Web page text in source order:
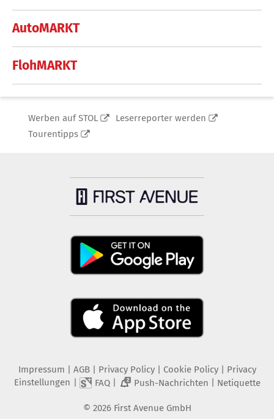
AutoMARKT
FlohMARKT
Werben auf STOL
Leserreporter werden
Tourentipps
Impressum | AGB | Privacy Policy| Cookie Policy| Privacy
Einstellungen | FAQ| 2 Push-Nachrichten | Netiquette
© 2026 First Avenue GmbH